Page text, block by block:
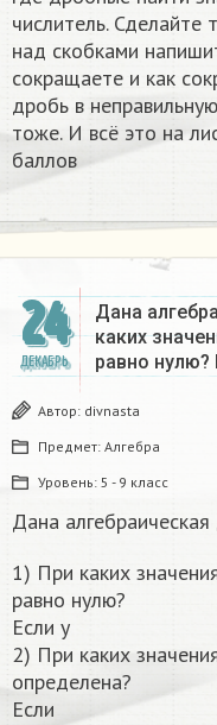
числитель. Сделайте
над скобками
сокращаете и как
дробь в
тоже. И всё это на
баллов
24
ДЕКАБРЬ
Дана
каких
равно нулю?
Автор: divnasta
Предмет: Алгебра
Уровень: 5 - 9 класс
Дана
1) При каких
равно нулю?
Если y
2) При каких
определена?
Если